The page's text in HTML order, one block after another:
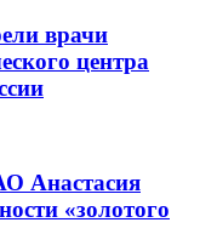
врачи
центра
Анастасия
«золотого